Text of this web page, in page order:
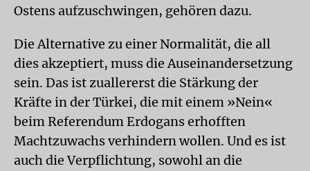
Ostens aufzuschwingen, gehören dazu.
Die Alternative zu einer Normalität, die all
dies akzeptiert, muss die Auseinandersetzung
sein. Das ist zuallererst die Stärkung der
Kräfte in der Türkei, die mit einem »Nein«
beim Referendum Erdogans erhofften
Machtzuwachs verhindern wollen. Und es ist
auch die Verpflichtung, sowohl an die